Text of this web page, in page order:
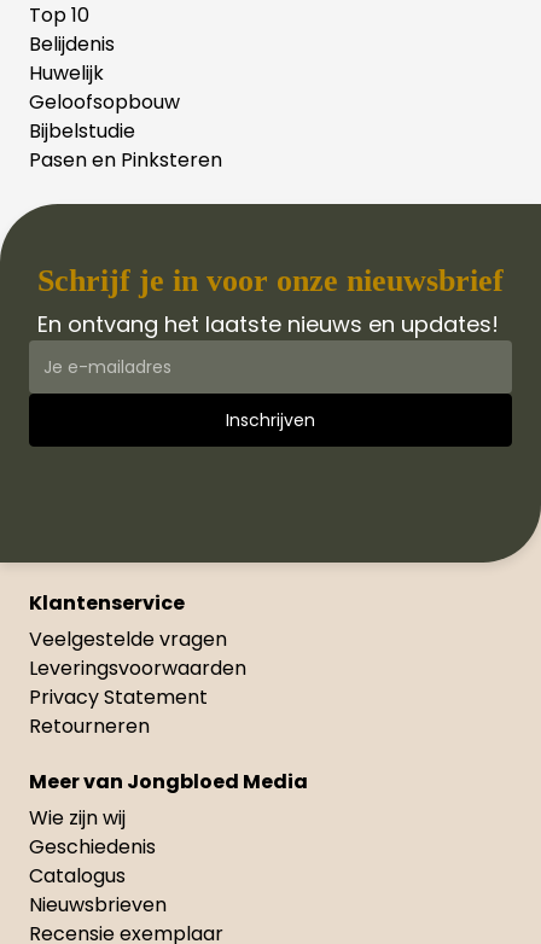
Top 10
Belijdenis
Huwelijk
Geloofsopbouw
Bijbelstudie
Pasen en Pinksteren
Schrijf je in voor onze nieuwsbrief
En ontvang het laatste nieuws en updates!
Klantenservice
Veelgestelde vragen
Leveringsvoorwaarden
Privacy Statement
Retourneren
Meer van Jongbloed Media
Wie zijn wij
Geschiedenis
Catalogus
Nieuwsbrieven
Recensie exemplaar